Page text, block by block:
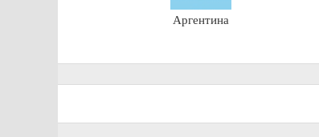
Аргентина